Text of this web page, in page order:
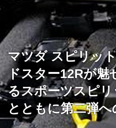
マツダ スピリッ
ドスター12Rが魅
るスポーツスピ
とともに第二弾